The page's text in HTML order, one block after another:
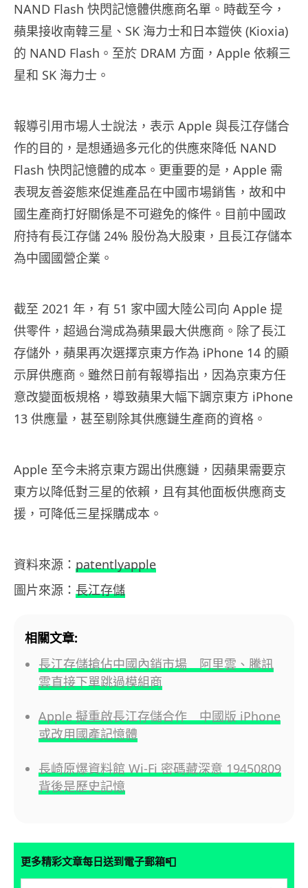
NAND Flash 快閃記憶體供應商名單。時截至今，
蘋果接收南韓三星、SK 海力士和日本鎧俠 (Kioxia)
的 NAND Flash。至於 DRAM 方面，Apple 依賴三
星和 SK 海力士。
報導引用市場人士說法，表示 Apple 與長江存儲合
作的目的，是想通過多元化的供應來降低 NAND
Flash 快閃記憶體的成本。更重要的是，Apple 需
表現友善姿態來促進產品在中國市場銷售，故和中
國生產商打好關係是不可避免的條件。目前中國政
府持有長江存儲 24% 股份為大股東，且長江存儲本
為中國國營企業。
截至 2021 年，有 51 家中國大陸公司向 Apple 提
供零件，超過台灣成為蘋果最大供應商。除了長江
存儲外，蘋果再次選擇京東方作為 iPhone 14 的顯
示屏供應商。雖然日前有報導指出，因為京東方任
意改變面板規格，導致蘋果大幅下調京東方 iPhone
13 供應量，甚至剔除其供應鏈生產商的資格。
Apple 至今未將京東方踢出供應鏈，因蘋果需要京
東方以降低對三星的依賴，且有其他面板供應商支
援，可降低三星採購成本。
資料來源： patentlyapple
圖片來源： 長江存儲
相關文章:
長江存儲搶佔中國內銷市場 阿里雲、騰訊
雲直接下單跳過模組商
Apple 擬重啟長江存儲合作 中國版 iPhone
或改用國產記憶體
長崎原爆資料館 Wi-Fi 密碼藏深意 19450809
背後是歷史記憶
更多精彩文章每日送到電子郵箱📮